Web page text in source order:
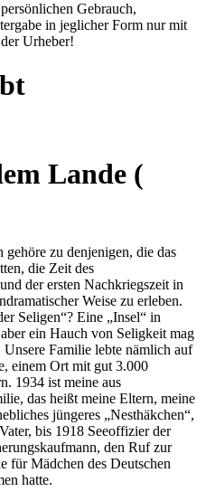
Gebrauch,
in jeglicher Form nur mit
Urheber!
Lande (
zu denjenigen, die das
die Zeit des
der ersten Nachkriegszeit in
Weise zu erleben.
Seligen ? Eine Insel
in
ein Hauch von Seligkeit mag
Familie lebte nämlich auf
einem Ort mit gut 3.000
1934 ist meine aus
das heißt meine Eltern, meine
jüngeres
Nesthäkchen ,
bis 1918 Seeoffizier der
den Ruf zur
für Mädchen des Deutschen
hatte.